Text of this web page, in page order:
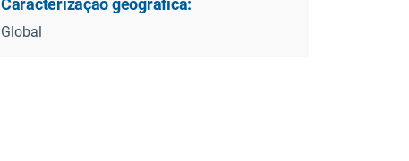
Caracterização geográfica:
Global